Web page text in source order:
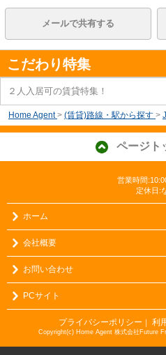
メールで共有する
こだわり特集
２人入居可の賃貸特集！
Home Agent > (賃貸)路線・駅から探す >
ページト
営業時間
定休日:
ホーム
会社概要
お問い合わせ
PCサイト
プライバシーポリシー 利
Copyright(c) Home Agent 株式会社Future